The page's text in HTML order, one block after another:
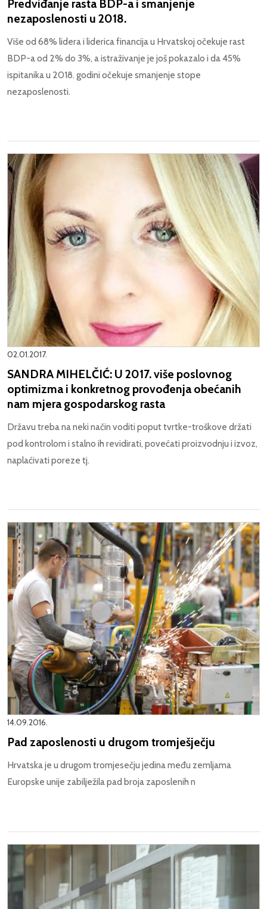
Predviđanje rasta BDP-a i smanjenje
nezaposlenosti u 2018.
Više od 68% lidera i liderica financija u Hrvatskoj očekuje rast
BDP-a od 2% do 3%, a istraživanje je još pokazalo i da 45%
ispitanika u 2018. godini očekuje smanjenje stope
nezaposlenosti.
02.01.2017.
SANDRA MIHELČIĆ: U 2017. više poslovnog
optimizma i konkretnog provođenja obećanih
nam mjera gospodarskog rasta
Državu treba na neki način voditi poput tvrtke-troškove držati
pod kontrolom i stalno ih revidirati, povećati proizvodnju i izvoz,
naplaćivati poreze tj.
14.09.2016.
Pad zaposlenosti u drugom tromješječju
Hrvatska je u drugom tromjesečju jedina među zemljama
Europske unije zabilježila pad broja zaposlenih n